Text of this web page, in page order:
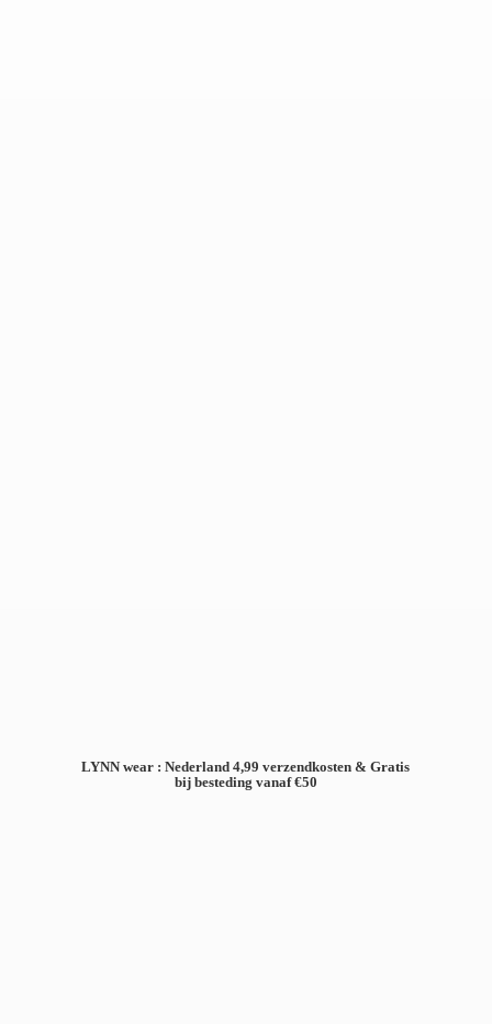
LYNN wear : Nederland 4,99 verzendkosten & Gratis
bij besteding vanaf €50